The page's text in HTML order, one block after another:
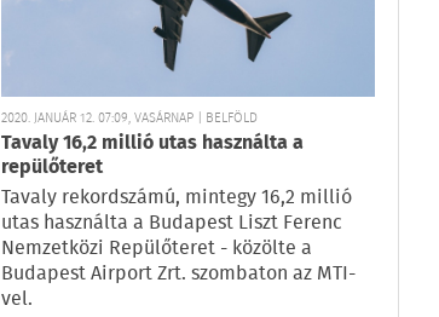
2020. JANUÁR 12. 07:09, VASÁRNAP | BELFÖLD
Tavaly 16,2 millió utas használta a
repülőteret
Tavaly rekordszámú, mintegy 16,2 millió
utas használta a Budapest Liszt Ferenc
Nemzetközi Repülőteret - közölte a
Budapest Airport Zrt. szombaton az MTI-
vel.